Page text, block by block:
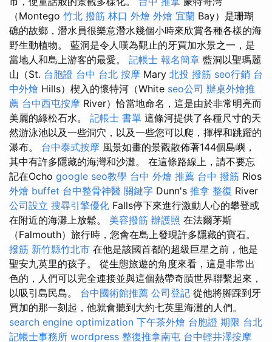
（Montego 竹北 撥筋 林口 外燴 外燴 宜蘭 Bay）是珊瑚
礁的故鄉，潛水員很樂意潛水幾個小時來欣賞各種各樣的海
野生動植物。 藍洞是令人嘆為觀止的牙買加水景之一，是
當地人和島上游客的最愛。 記帳士 報名簡章 藍洞以聖瑪麗
山（St. 台胞證 台中 台北 按摩 Mary 北投 撥筋 seo行銷 台
中外燴 Hills）楔入的懷特河（White seo公司 辦桌外燴推
薦 台中西屯按摩 River）恰當地命名，這是由於非常明亮而
美麗的綠松石水。 記帳士 書單 這條河提供了各種尺寸的天
然游泳池以及一些洞穴，以及一些您可以爬，揮桿和跳躍的
瀑布。 台中泰式按摩 風景如畫的景觀散佈著144個島嶼，
其中有許多隱藏的海灣和沙灘。 在這條路線上，請不要忘
記在Ocho google seo教學 台中 外燴 推薦 台中 撥筋 Rios
外燴 buffet 台中整骨神醫 關鍵字 Dunn's 推拿 整復 River
公司設立 搜尋引擎優化 Falls停下來進行激動人心的攀登或
在附近的海灘上放鬆。 美容撥筋 辦護照 在法爾茅斯
（Falmouth）旅行時，您會在島上發現許多隱藏的寶石。
撥筋 新竹縣竹北市 在他是該國首都的超級巨星之前，他是
聖安九英里的孩子。 從生態旅遊的角度來看，這是非常出
色的，人們可以完全連接並與這個熱帶奇蹟世界聯繫起來，
以吸引島民島。 台中國術館推薦 公司登記 從他將腳踩到牙
買加的那一刻起，他就會聽到大約七英里海灘的人們。
search engine optimization 下午茶外燴 台胞證 期限 台北
記帳士事務所 wordpress 整復推拿南屯 台中輕井澤按摩